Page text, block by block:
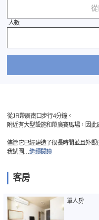
從
人數
從JR帶廣南口步行4分鐘。
附近有大型設施和帶廣賽馬場，因此
儘管它已經建造了很長時間並且外觀
我試圖…繼續閱讀
客房
單人房